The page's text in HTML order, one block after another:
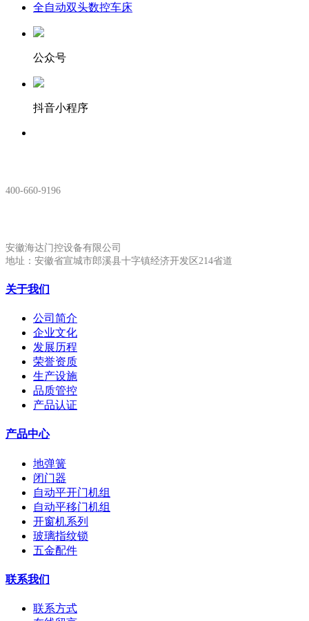
全自动双头数控车床
公众号
抖音小程序
400-660-9196
安徽海达门控设备有限公司
地址：安徽省宣城市郎溪县十字镇经济开发区214省道
关于我们
公司简介
企业文化
发展历程
荣誉资质
生产设施
品质管控
产品认证
产品中心
地弹簧
闭门器
自动平开门机组
自动平移门机组
开窗机系列
玻璃指纹锁
五金配件
联系我们
联系方式